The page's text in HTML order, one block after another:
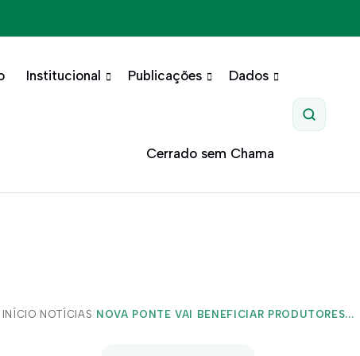
Institucional Publicações Dados
Cerrado sem Chama
Pesquisar
INÍCIO/ NOTÍCIAS/ NOVA PONTE VAI BENEFICIAR PRODUTORES...